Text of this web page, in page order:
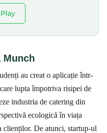
Munch
au creat o aplicație într-
lupta împotriva risipei de
industria de catering din
ecologică în viața
clienților. De atunci, startup-ul